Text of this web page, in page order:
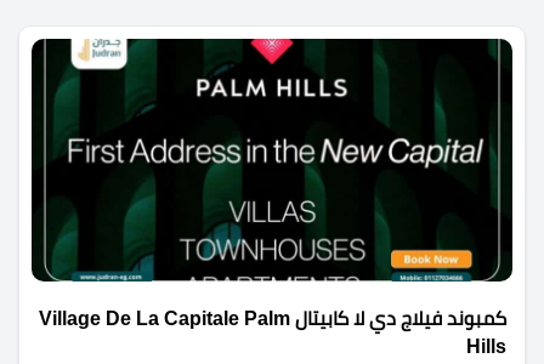
كمبوند فيلاج دي لا كابيتال Village De La Capitale Palm
Hills